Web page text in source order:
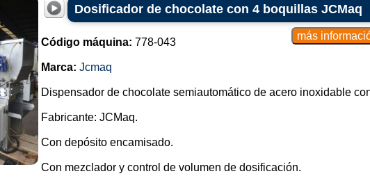
Dosificador de chocolate con 4 boquillas JCMaq
Código máquina: 778-043
Marca: Jcmaq
Dispensador de chocolate semiautomático de acero inoxidable
Fabricante: JCMaq.
Con depósito encamisado.
Con mezclador y control de volumen de dosificación.